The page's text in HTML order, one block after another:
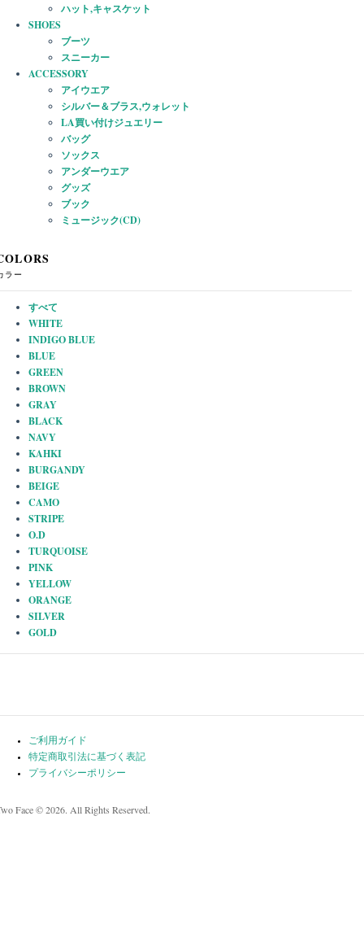
ハット,キャスケット
SHOES
ブーツ
スニーカー
ACCESSORY
アイウエア
シルバー＆ブラス,ウォレット
LA買い付けジュエリー
バッグ
ソックス
アンダーウエア
グッズ
ブック
ミュージック(CD)
ラー
すべて
WHITE
INDIGO BLUE
BLUE
GREEN
BROWN
GRAY
BLACK
NAVY
KAHKI
BURGANDY
BEIGE
CAMO
STRIPE
O.D
TURQUOISE
PINK
YELLOW
ORANGE
SILVER
GOLD
ご利用ガイド
特定商取引法に基づく表記
プライバシーポリシー
Face © 2026. All Rights Reserved.